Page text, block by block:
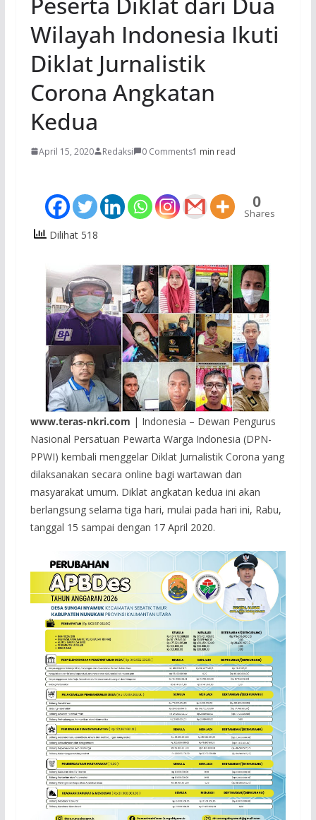
Wilayah Indonesia Ikuti
Diklat Jurnalistik
Corona Angkatan
Kedua
April 15, 2020 Redaksi 0 Comments1 min read
0
Shares
Dilihat 518
www.teras-nkri.com | Indonesia – Dewan Pengurus
Nasional Persatuan Pewarta Warga Indonesia (DPN-
PPWI) kembali menggelar Diklat Jurnalistik Corona yang
dilaksanakan secara online bagi wartawan dan
masyarakat umum. Diklat angkatan kedua ini akan
berlangsung selama tiga hari, mulai pada hari ini, Rabu,
tanggal 15 sampai dengan 17 April 2020.